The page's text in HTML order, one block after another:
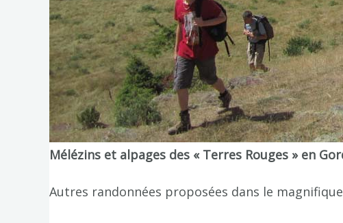
Mélézins et alpages des « Terres Rouges » en
Autres randonnées proposées dans le